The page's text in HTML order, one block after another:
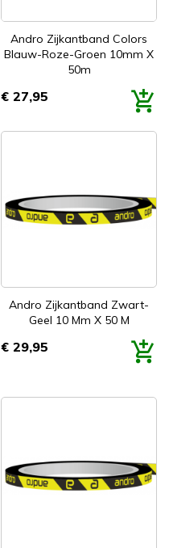
Andro Zijkantband Colors
Blauw-Roze-Groen 10mm X
50m
Prijs
€ 27,95
Andro Zijkantband Zwart-
Geel 10 Mm X 50 M
Prijs
€ 29,95